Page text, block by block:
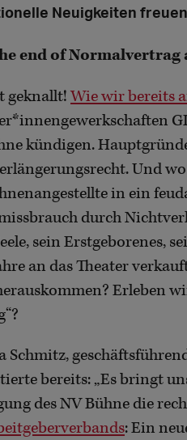
Neuigkeiten
end of Normalvertrag
geknallt! Wie wir bereits
kündigen.
Und wo
in ein
durch
sein Erstgeborenes,
an das Theater
Erleben
Schmitz,
bereits: „Es bringt
des NV Bühne die
: Ein